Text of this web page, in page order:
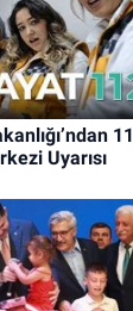
Uyarısı